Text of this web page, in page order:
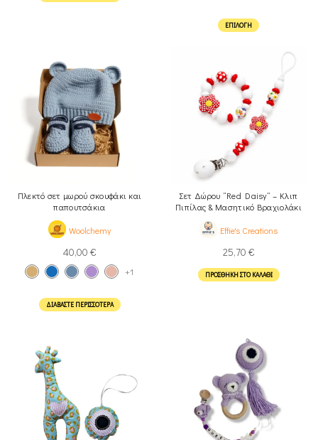
ΕΠΙΛΟΓΉ
Πλεκτό σετ μωρού σκουφάκι και
παπουτσάκια
Woolchemy
40,00 €
+1
ΔΙΑΒΆΣΤΕ ΠΕΡΙΣΣΌΤΕΡΑ
Σετ Δώρου “Red Daisy” – Κλιπ
Πιπίλας & Μασητικό Βραχιολάκι
Effie's Creations
25,70 €
ΠΡΟΣΘΉΚΗ ΣΤΟ ΚΑΛΆΘΙ